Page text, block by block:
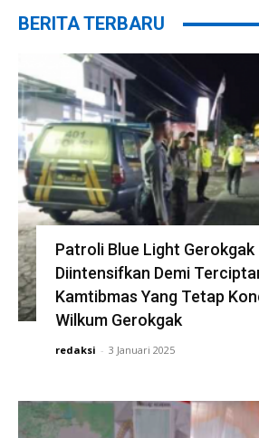
BERITA TERBARU
Patroli Blue Light Gerokgak
Diintensifkan Demi
Kamtibmas Yang Tetap
Wilkum Gerokgak
redaksi - 3 Januari 2025